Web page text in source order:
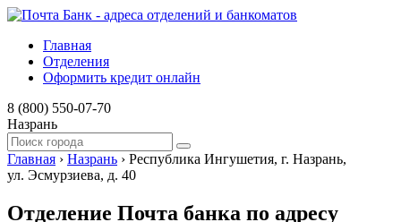
Главная
Отделения
Оформить кредит онлайн
8 (800) 550-07-70
Назрань
Главная › Назрань › Республика Ингушетия, г. Назрань,
ул. Эсмурзиева, д. 40
Отделение Почта банка по адресу